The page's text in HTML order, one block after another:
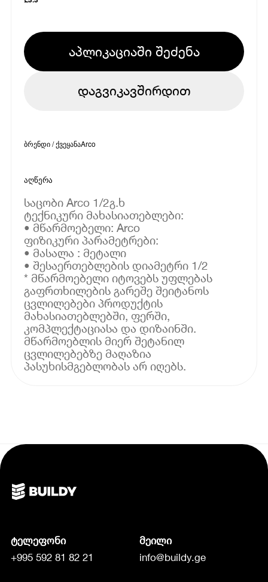
აპლიკაციაში შეძენა
დაგვიკავშირდით
ბრენდი / ქვეყანაArco
აღწერა
საცობი Arco 1/2გ.ხ
ტექნიკური მახასიათებლები:
• მწარმოებელი: Arco
ფიზიკური პარამეტრები:
• მასალა : მეტალი
• შესაერთებლების დიამეტრი 1/2
* მწარმოებელი იტოვებს უფლებას
გაფრთხილების გარეშე შეიტანოს
ცვლილებები პროდუქტის
მახასიათებლებში, ფერში,
კომპლექტაციასა და დიზაინში.
მწარმოებლის მიერ შეტანილ
ცვლილებებზე მაღაზია
პასუხისმგებლობას არ იღებს.
ტელეფონი
+995 592 81 82 21
მეილი
info@buildy.ge